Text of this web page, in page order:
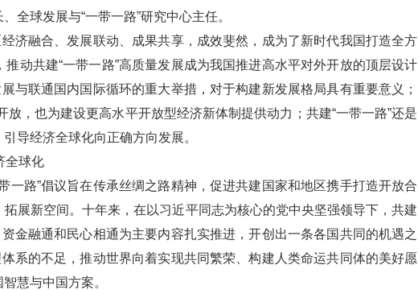
全球发展与“一带一路”研究中心主任。
济融合、发展联动、成果共享，成效斐然，成为了新时代我国打造全方
动共建“一带一路”高质量发展成为我国推进高水平对外开放的顶层设计
与联通国内国际循环的重大举措，对于构建新发展格局具有重要意义；
放，也为建设更高水平开放型经济新体制提供动力；共建“一带一路”还是
导经济全球化向正确方向发展。
全球化
一路”倡议旨在传承丝绸之路精神，促进共建国家和地区携手打造开放合
展新空间。十年来，在以习近平同志为核心的党中央坚强领导下，共建
金融通和民心相通为主要内容扎实推进，开创出一条各国共同的机遇之
系的不足，推动世界向着实现共同繁荣、构建人类命运共同体的美好愿
慧与中国方案。